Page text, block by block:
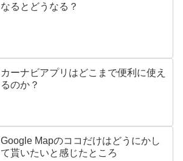
なるとどうなる？
カーナビアプリはどこまで便利に使え
るのか？
Google Mapのココだけはどうにかし
て貰いたいと感じたところ